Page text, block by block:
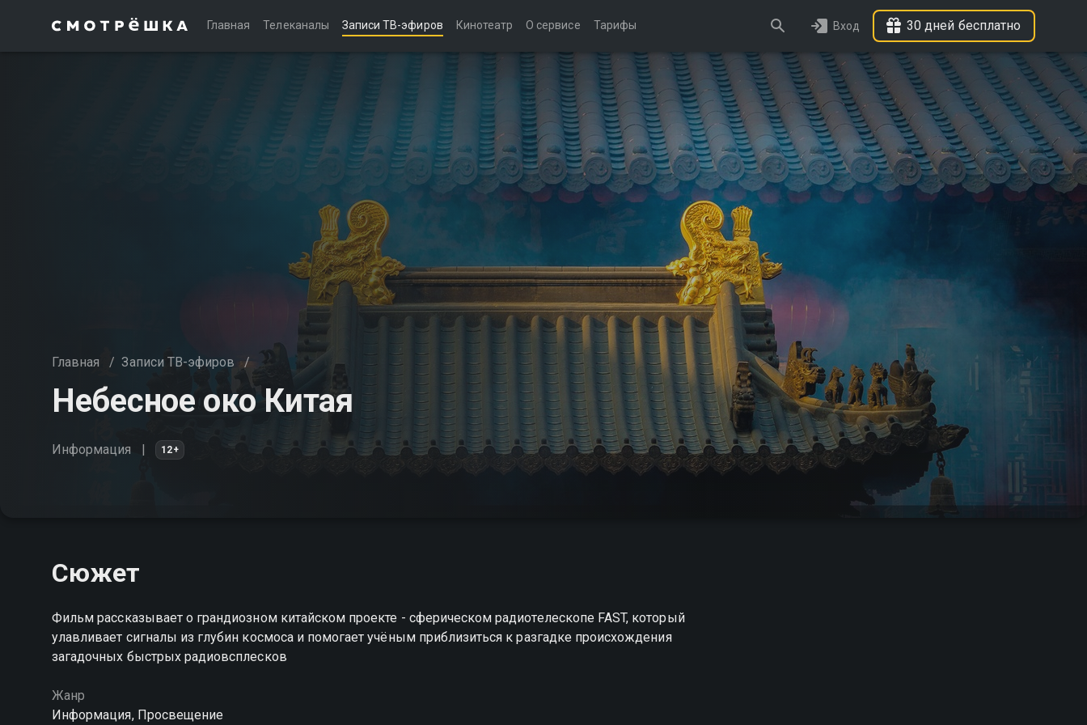
Главная Телеканалы Записи ТВ-эфиров Кинотеатр О сервисе Тарифы Вход 30 дней бесплатно
Главная / Записи ТВ-эфиров /
Небесное око Китая
Информация 12+
Сюжет
Фильм рассказывает о грандиозном китайском проекте - сферическом радиотелескопе FAST, который
улавливает сигналы из глубин космоса и помогает учёным приблизиться к разгадке происхождения
загадочных быстрых радиовсплесков
Жанр
Информация, Просвещение